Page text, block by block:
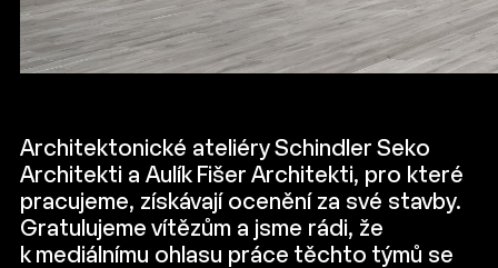
Architektonické ateliéry Schindler Seko
Architekti a Aulík Fišer Architekti, pro které
pracujeme, získávají ocenění za své stavby.
Gratulujeme vítězům a jsme rádi, že
k mediálnímu ohlasu práce těchto týmů se